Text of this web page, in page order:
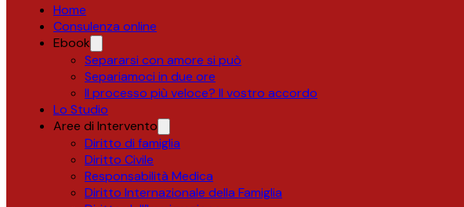
Home
Consulenza online
Ebook
Separarsi con amore si può
Separiamoci in due ore
Il processo più veloce? Il vostro accordo
Lo Studio
Aree di Intervento
Diritto di famiglia
Diritto Civile
Responsabilità Medica
Diritto Internazionale della Famiglia